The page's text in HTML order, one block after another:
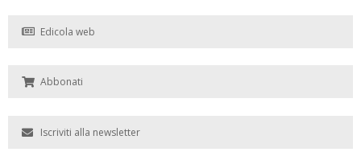
Edicola web
Abbonati
Iscriviti alla newsletter